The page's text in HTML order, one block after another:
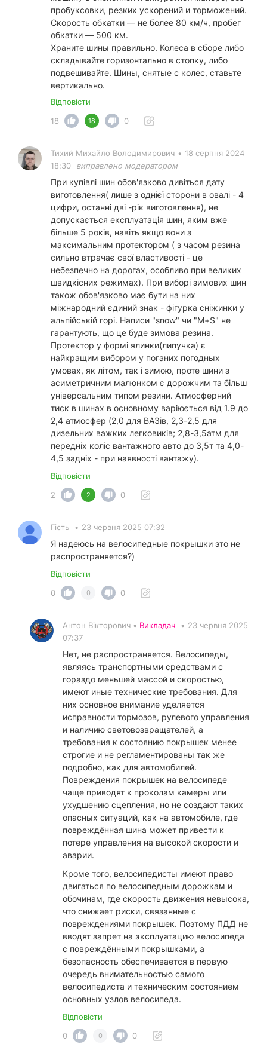
пробуксовки, резких ускорений и торможений.
Скорость обкатки — не более 80 км/ч, пробег
обкатки — 500 км.
Храните шины правильно. Колеса в сборе либо
складывайте горизонтально в стопку, либо
подвешивайте. Шины, снятые с колес, ставьте
вертикально.
Відповісти
18
18 0
Тихий Михайло Володимирович • 18 серпня 2024
18:30
виправлено модератором
При купівлі шин обов'язково дивіться дату
виготовлення( лише з однієї сторони в овалі - 4
цифри, останні дві -рік виготовлення), не
допускається експлуатація шин, яким вже
більше 5 років, навіть якщо вони з
максимальним протектором ( з часом резина
сильно втрачає свої властивості - це
небезпечно на дорогах, особливо при великих
швидкісних режимах). При виборі зимових шин
також обов'язково має бути на них
міжнародний єдиний знак - фігурка сніжинки у
альпійській горі. Написи "snow" чи "M+S" не
гарантують, що це буде зимова резина.
Протектор у формі ялинки(липучка) є
найкращим вибором у поганих погодных
умовах, як літом, так і зимою, проте шини з
асиметричним малюнком є дорожчим та більш
універсальним типом резини. Атмосферний
тиск в шинах в основному варіюється від 1.9 до
2,4 атмосфер (2,0 для ВАЗів, 2,3-2,5 для
дизельних важких легковиків; 2,8-3,5атм для
передніх коліс вантажного авто до 3,5т та 4,0-
4,5 задніх - при наявності вантажу).
Відповісти
2
2 0
Гість • 23 червня 2025 07:32
Я надеюсь на велосипедные покрышки это не
распространяется?)
Відповісти
0
0 0
Антон Вікторович • Викладач • 23 червня 2025
07:37
Нет, не распространяется. Велосипеды,
являясь транспортными средствами с
гораздо меньшей массой и скоростью,
имеют иные технические требования. Для
них основное внимание уделяется
исправности тормозов, рулевого управления
и наличию световозвращателей, а
требования к состоянию покрышек менее
строгие и не регламентированы так же
подробно, как для автомобилей.
Повреждения покрышек на велосипеде
чаще приводят к проколам камеры или
ухудшению сцепления, но не создают таких
опасных ситуаций, как на автомобиле, где
повреждённая шина может привести к
потере управления на высокой скорости и
аварии.
Кроме того, велосипедисты имеют право
двигаться по велосипедным дорожкам и
обочинам, где скорость движения невысока,
что снижает риски, связанные с
повреждениями покрышек. Поэтому ПДД не
вводят запрет на эксплуатацию велосипеда
с повреждёнными покрышками, а
безопасность обеспечивается в первую
очередь внимательностью самого
велосипедиста и техническим состоянием
основных узлов велосипеда.
Відповісти
0
0 0